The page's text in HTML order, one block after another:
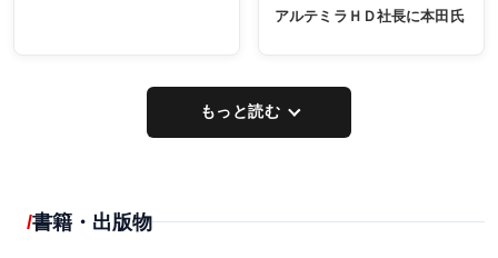
アルテミラＨＤ社長に本田氏
もっと読む
書籍・出版物